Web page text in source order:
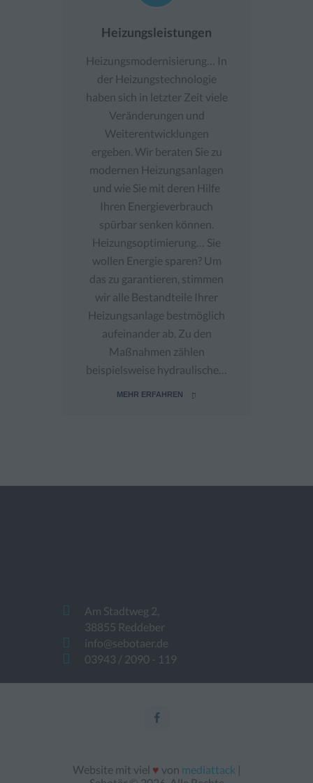
Heizungsleistungen
Heizungsmodernisierung… In
der Heizungstechnologie
haben sich in letzter Zeit viele
Veränderungen und
Weiterentwicklungen
ergeben. Wir beraten Sie zu
modernen Heizungsanlagen
und wie Sie mit deren Hilfe
Ihren Energieverbrauch
spürbar senken können.
Heizungsoptimierung… Sie
wollen Energie sparen? Um
das zu garantieren, stimmen
wir alle Bestandteile Ihrer
Heizungsanlage bestmöglich
aufeinander ab. Zu den
Maßnahmen zählen
beispielsweise hydraulische…
MEHR ERFAHREN
Am Stadtweg 2,
38855 Reddeber
info@sebotaer.de
03943 / 2090 - 119
Website mit viel ♥ von mediattack